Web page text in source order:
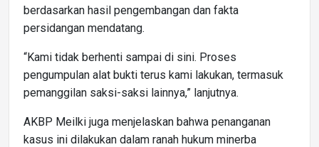
berdasarkan hasil pengembangan dan fakta
persidangan mendatang.
“Kami tidak berhenti sampai di sini. Proses
pengumpulan alat bukti terus kami lakukan, termasuk
pemanggilan saksi-saksi lainnya,” lanjutnya.
AKBP Meilki juga menjelaskan bahwa penanganan
kasus ini dilakukan dalam ranah hukum minerba